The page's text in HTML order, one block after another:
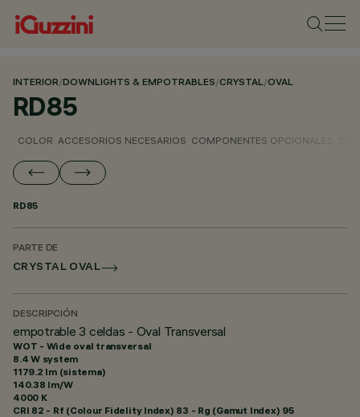
INTERIOR/DOWNLIGHTS & EMPOTRABLES/CRYSTAL/OVAL
RD85
COLOR ACCESORIOS NECESARIOS COMPONENTES OPCIONALES
RD85
PARTE DE
CRYSTAL OVAL
DESCRIPCIÓN
empotrable 3 celdas - Oval Transversal
WOT - Wide oval transversal
8.4 W system
1179.2 lm (sistema)
140.38 lm/W
4000 K
CRI 82 - Rf (Colour Fidelity Index) 83 - Rg (Gamut Index) 95